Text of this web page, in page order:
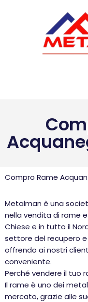
Compro Rame
Metalman è una
nella vendita di rame
Chiese e in tutto il
settore del recupero
offrendo ai nostri
conveniente.
Perché vendere il tuo
Il rame è uno dei
mercato, grazie alle